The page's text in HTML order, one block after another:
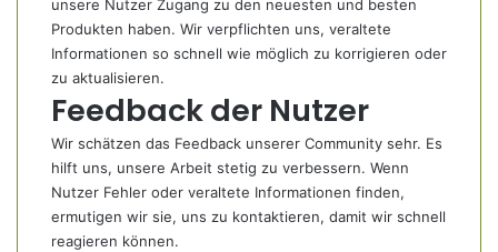
unsere Nutzer Zugang zu den neuesten und besten
Produkten haben. Wir verpflichten uns, veraltete
Informationen so schnell wie möglich zu korrigieren oder
zu aktualisieren.
Feedback der Nutzer
Wir schätzen das Feedback unserer Community sehr. Es
hilft uns, unsere Arbeit stetig zu verbessern. Wenn
Nutzer Fehler oder veraltete Informationen finden,
ermutigen wir sie, uns zu kontaktieren, damit wir schnell
reagieren können.